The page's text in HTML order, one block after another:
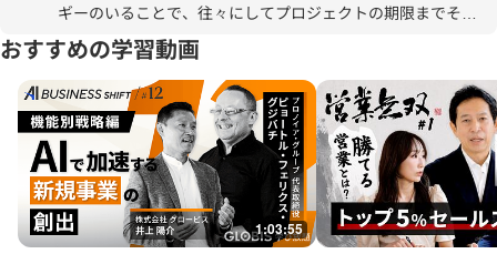
ギーのいることで、往々にしてプロジェクトの期限までその
状態が続くこともある。
その場合の対処方法をもう少し具体的に知りたい。
おすすめの学習動画
1:03:55